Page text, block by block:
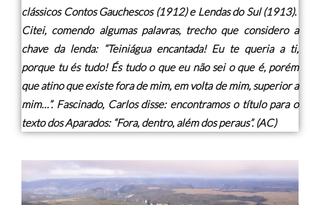
clássicos Contos Gauchescos (1912) e Lendas do Sul (1913).
Citei, comendo algumas palavras, trecho que considero a
chave da lenda: “Teiniágua encantada! Eu te queria a ti,
porque tu és tudo! És tudo o que eu não sei o que é, porém
que atino que existe fora de mim, em volta de mim, superior a
mim…”. Fascinado, Carlos disse: encontramos o título para o
texto dos Aparados: “Fora, dentro, além dos peraus”. (AC)